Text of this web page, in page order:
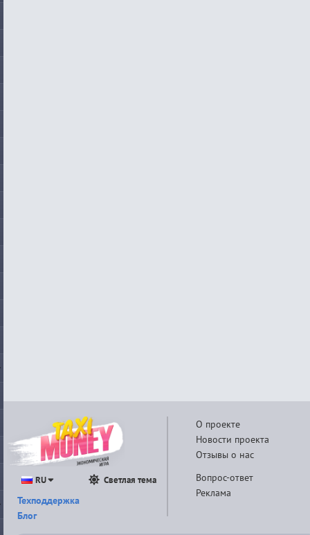
О проекте
Новости проекта
Отзывы о нас
Вопрос-ответ
Реклама
RU Светлая тема
Техподдержка
Блог